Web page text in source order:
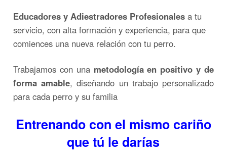
Educadores y Adiestradores Profesionales a tu
servicio, con alta formación y experiencia, para que
comiences una nueva relación con tu perro.
Trabajamos con una metodología en positivo y de
forma amable, diseñando un trabajo personalizado
para cada perro y su familia
Entrenando con el mismo cariño
que tú le darías